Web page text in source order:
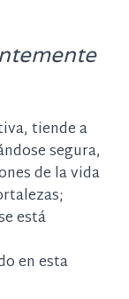
tiende a
segura,
de la vida
está
en esta